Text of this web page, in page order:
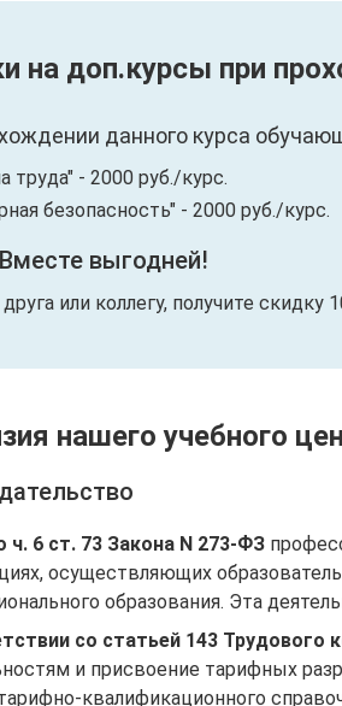
на доп.курсы при
данного курса
труда" - 2000 руб./курс.
безопасность" - 2000 руб./курс.
выгодней!
или коллегу, получите
нашего учебного
ч. 6 ст. 73 Закона N 273-ФЗ
осуществляющих
образования. Эта
со статьей 143 Трудового
и присвоение тарифных
квалификационного